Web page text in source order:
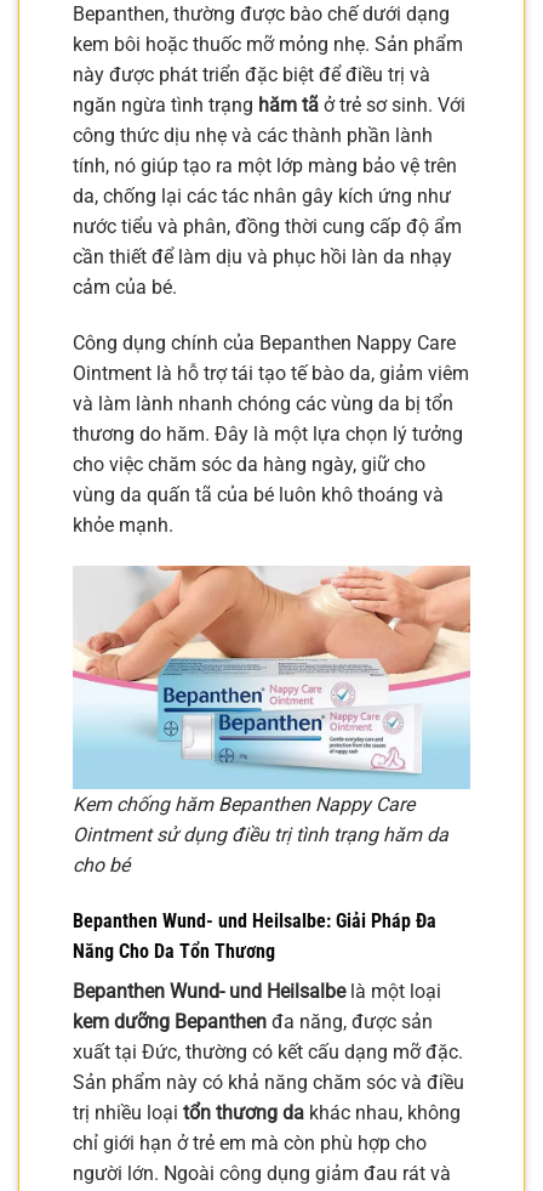
Bepanthen, thường được bào chế dưới dạng
kem bôi hoặc thuốc mỡ mỏng nhẹ. Sản phẩm
này được phát triển đặc biệt để điều trị và
ngăn ngừa tình trạng hăm tã ở trẻ sơ sinh. Với
công thức dịu nhẹ và các thành phần lành
tính, nó giúp tạo ra một lớp màng bảo vệ trên
da, chống lại các tác nhân gây kích ứng như
nước tiểu và phân, đồng thời cung cấp độ ẩm
cần thiết để làm dịu và phục hồi làn da nhạy
cảm của bé.
Công dụng chính của Bepanthen Nappy Care
Ointment là hỗ trợ tái tạo tế bào da, giảm viêm
và làm lành nhanh chóng các vùng da bị tổn
thương do hăm. Đây là một lựa chọn lý tưởng
cho việc chăm sóc da hàng ngày, giữ cho
vùng da quấn tã của bé luôn khô thoáng và
khỏe mạnh.
Kem chống hăm Bepanthen Nappy Care
Ointment sử dụng điều trị tình trạng hăm da
cho bé
Bepanthen Wund- und Heilsalbe: Giải Pháp Đa
Năng Cho Da Tổn Thương
Bepanthen Wund- und Heilsalbelà một loại
kem dưỡng Bepanthen đa năng, được sản
xuất tại Đức, thường có kết cấu dạng mỡ đặc.
Sản phẩm này có khả năng chăm sóc và điều
trị nhiều loại tổn thương da khác nhau, không
chỉ giới hạn ở trẻ em mà còn phù hợp cho
người lớn. Ngoài công dụng giảm đau rát và